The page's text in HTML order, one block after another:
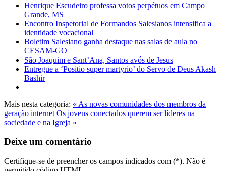
Henrique Escudeiro professa votos perpétuos em Campo
Grande, MS
Encontro Inspetorial de Formandos Salesianos intensifica a
identidade vocacional
Boletim Salesiano ganha destaque nas salas de aula no
CESAM-GO
São Joaquim e Sant’Ana, Santos avós de Jesus
Entregue a ‘Positio super martyrio’ do Servo de Deus Akash
Bashir
Mais nesta categoria: « As novas comunidades dos membros da
geração internet Os jovens conectados querem ser líderes na
sociedade e na Igreja »
Deixe um comentário
Certifique-se de preencher os campos indicados com (*). Não é